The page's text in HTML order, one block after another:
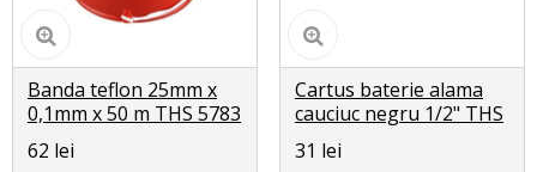
Banda teflon 25mm x
0,1mm x 50 m THS 5783
62 lei
Cartus baterie alama
cauciuc negru 1/2" THS
9111
31 lei